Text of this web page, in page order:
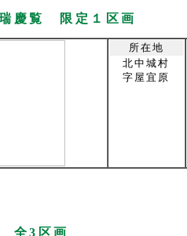
慶覧 限定１区画
所在地
北中城村
字屋宜原
全3区画